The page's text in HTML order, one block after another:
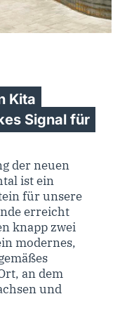
Kita
Signal für
der neuen
ist ein
für unsere
erreicht
knapp zwei
modernes,
an dem
und